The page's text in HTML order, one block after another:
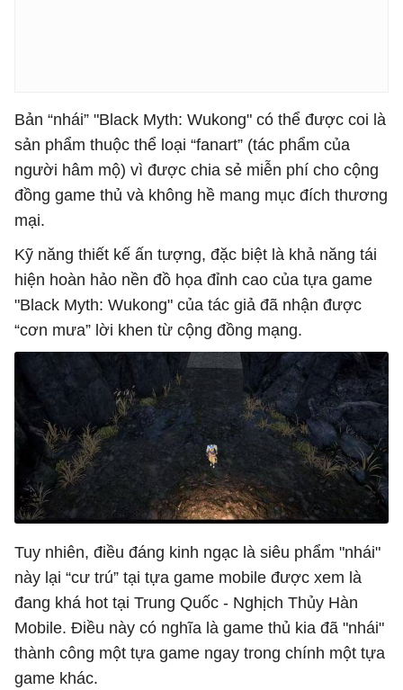
Bản “nhái” "Black Myth: Wukong" có thể được coi là
sản phẩm thuộc thể loại “fanart” (tác phẩm của
người hâm mộ) vì được chia sẻ miễn phí cho cộng
đồng game thủ và không hề mang mục đích thương
mại.
Kỹ năng thiết kế ấn tượng, đặc biệt là khả năng tái
hiện hoàn hảo nền đồ họa đỉnh cao của tựa game
"Black Myth: Wukong" của tác giả đã nhận được
“cơn mưa” lời khen từ cộng đồng mạng.
Tuy nhiên, điều đáng kinh ngạc là siêu phẩm "nhái"
này lại “cư trú” tại tựa game mobile được xem là
đang khá hot tại Trung Quốc - Nghịch Thủy Hàn
Mobile. Điều này có nghĩa là game thủ kia đã "nhái"
thành công một tựa game ngay trong chính một tựa
game khác.